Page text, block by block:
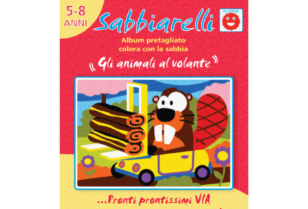
AGGIUNGI AL CARRELLO
/
DETTAGLI